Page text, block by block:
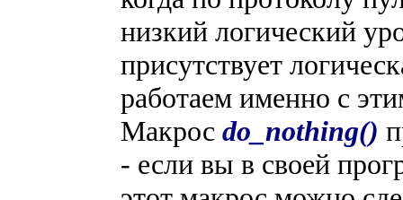
низкий логический
присутствует
работаем именно с
Макрос do_nothing()
- если вы в своей